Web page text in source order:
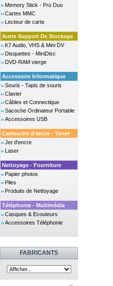
Memory Stick - Pro Duo
Cartes MMC
Lecteur de carte
Autre Support De Stockage
K7 Audio, VHS & Mini DV
Disquettes - MiniDisc
DVD-RAM vierge
Accessoire Informatique
Souris - Tapis de souris
Clavier
Câbles et Connectique
Sacoche Ordinateur Portable
Accessoires USB
Cartouche d'encre - Toner
Jet d'encre
Laser
Nettoyage - Fourniture
Papier photos
Piles
Produits de Nettoyage
Téléphonie - Multimédia
Casques & Ecouteurs
Accessoires Téléphonie
FABRICANTS